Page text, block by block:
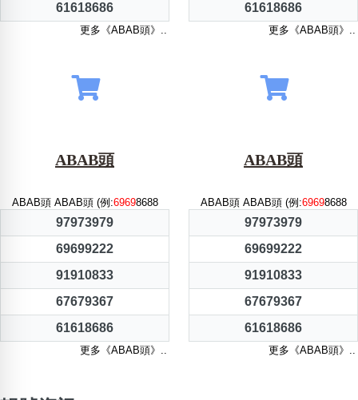
61618686
更多《ABAB頭》..
61618686
更多《ABAB頭》..
ABAB頭
ABAB頭 ABAB頭 (例:69698688
97973979
69699222
91910833
67679367
61618686
更多《ABAB頭》..
ABAB頭
ABAB頭 ABAB頭 (例:69698688
97973979
69699222
91910833
67679367
61618686
更多《ABAB頭》..